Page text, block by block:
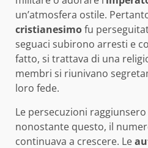
un’atmosfera ostile.
cristianesimofu
seguaci subirono arresti e
fatto, si trattava di una
membri si riunivano
loro fede.
Le persecuzioni
nonostante questo, il
continuava a crescere. Le